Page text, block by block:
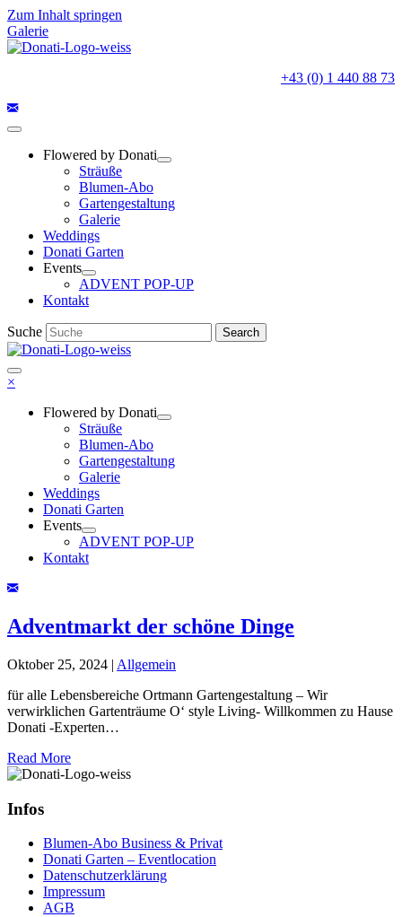
Zum Inhalt springen
Galerie
+43 (0) 1 440 88 73
Flowered by Donati
Sträuße
Blumen-Abo
Gartengestaltung
Galerie
Weddings
Donati Garten
Events
ADVENT POP-UP
Kontakt
Suche Search
×
Flowered by Donati
Sträuße
Blumen-Abo
Gartengestaltung
Galerie
Weddings
Donati Garten
Events
ADVENT POP-UP
Kontakt
Adventmarkt der schöne Dinge
Oktober 25, 2024 | Allgemein
für alle Lebensbereiche Ortmann Gartengestaltung – Wir
verwirklichen Gartenträume O‘ style Living- Willkommen zu Hause
Donati -Experten…
Read More
Infos
Blumen-Abo Business & Privat
Donati Garten – Eventlocation
Datenschutzerklärung
Impressum
AGB